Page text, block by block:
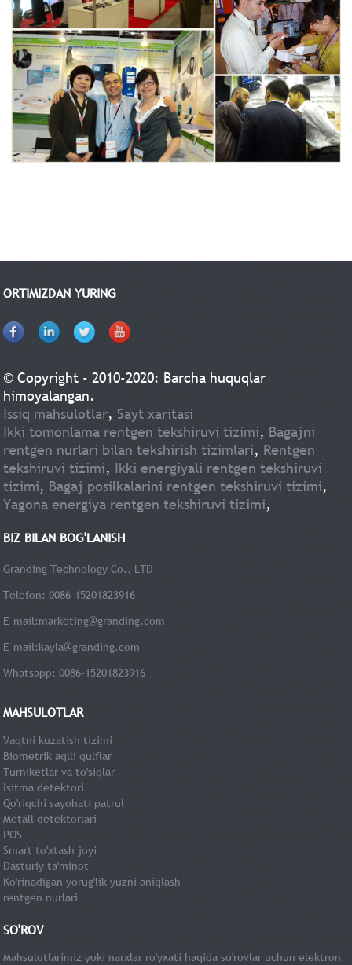
ORTIMIZDAN YURING
© Copyright - 2010-2020: Barcha huquqlar
himoyalangan.
Issiq mahsulotlar, Sayt xaritasi
Ikki tomonlama rentgen tekshiruvi tizimi, Bagajni
rentgen nurlari bilan tekshirish tizimlari, Rentgen
tekshiruvi tizimi, Ikki energiyali rentgen tekshiruvi
tizimi, Bagaj posilkalarini rentgen tekshiruvi tizimi,
Yagona energiya rentgen tekshiruvi tizimi,
BIZ BILAN BOG'LANISH
Granding Technology Co., LTD
Telefon: 0086-15201823916
E-mail:marketing@granding.com
E-mail:kayla@granding.com
Whatsapp: 0086-15201823916
MAHSULOTLAR
Vaqtni kuzatish tizimi
Biometrik aqlli qulflar
Turniketlar va to'siqlar
Isitma detektori
Qo'riqchi sayohati patrul
Metall detektorlari
POS
Smart to'xtash joyi
Dasturiy ta'minot
Ko'rinadigan yorug'lik yuzni aniqlash
rentgen nurlari
SO'ROV
Mahsulotlarimiz yoki narxlar ro'yxati haqida so'rovlar uchun elektron